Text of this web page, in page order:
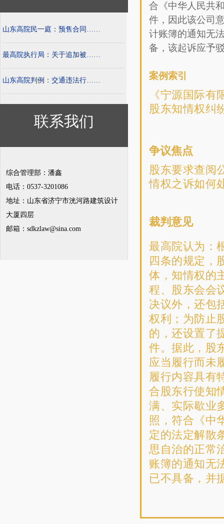
山东高院民一庭：预售合同……
最高院执行局：关于追加被……
山东高院判例：交通违法行……
联系我们
综合管理部：潘鑫
电话：0537-3201086
地址：山东省济宁市洸河路建筑设计
大厦四层
邮箱： sdkzlaw@sina.com
合《中华人民共
件，因此该公司
计账簿的通知无
备，该起诉应予
案例索引
《宁源国际
股东知情权纠
争议焦点
股东要求查阅
情权之诉如何
裁判意见
最高院认为：
四条的规定，
体，知情权的
程、股东会会
决议外，还包
权利；为防止
的，还设置了
件。据此，股
应当履行而未
履行内容具有
合股东行使知
满、实际歇业
照，符合《中
定的法定解散
思自治的正常
账簿的通知无
已不具备，并